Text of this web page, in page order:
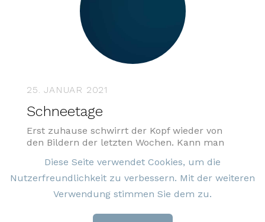
25. JANUAR 2021
Schneetage
Erst zuhause schwirrt der Kopf wieder von
den Bildern der letzten Wochen. Kann man
weisser Mann schamanisch brüllend auf der
Gallerie des Parlamentssaals im Capitol
steht? Alsob 10’000 Jahre
Zivilisationsgeschichte am Menschen spurlos
vorübergegangen sind?
Diese Seite verwendet Cookies, um die
Nutzerfreundlichkeit zu verbessern. Mit der weiteren
Verwendung stimmen Sie dem zu.